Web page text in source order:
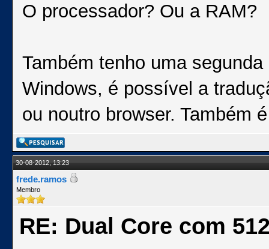
O processador? Ou a RAM?
Também tenho uma
Windows, é possível a
ou noutro browser. Também
30-08-2012, 13:23
frede.ramos
Membro
RE: Dual Core com